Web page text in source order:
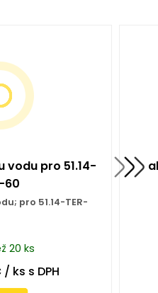
vodu pro 51.14-
60
pro 51.14-TER-
20 ks
/ ks s DPH